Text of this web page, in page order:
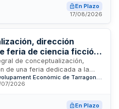
como la programación de
al público juvenil. El
el evento.
En Plazo
17/08/2026
dirección
feria de ciencia ficción
de conceptualización,
de una feria dedicada a la
se celebrará en el Palacio de
será responsable
de influencers,
Empresa Municipal de Desenvolupament Econòmic de Tarragona SA
07/2026
En Plazo